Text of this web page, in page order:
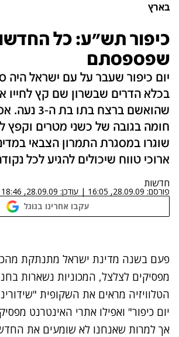
בארץ
כיפור תש"ע: כל
שפספסתם
יום כיפור שעבר על עם ישראל היה
בכלא הדרים שבשרון שם קץ לחייו
שהואשם ברצח
חומה בגובה של כשני מטרים וקפץ
שוגרו במסגרת התמרון הצבאי
ארוכי טווח שיכולים להגיע לכל
חדשות
פורסם: 28.09.09, 16:05
| עודכן: 28.09.09, 18:46
עקבו אחרינו בגוגל
נתקלנו בבעיה
פעם בשנה מדינת ישראל מתנתקת
מפסיקים לצלצל, המכוניות נשארות
הטלוויזיה מראים את השקופית
יום כיפור" ואפילו אתרי האינטרנט
אך למרות שאנחנו לא שומעים את